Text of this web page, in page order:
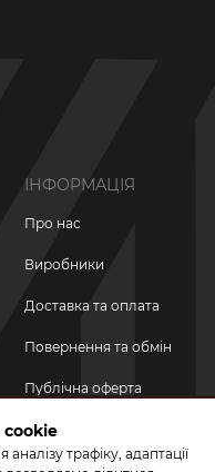
ІНФОРМАЦІЯ
Про нас
Виробники
Доставка та оплата
Повернення та обмін
Публічна оферта
Політика
конфіденційності
cookie
трафіку, адаптації